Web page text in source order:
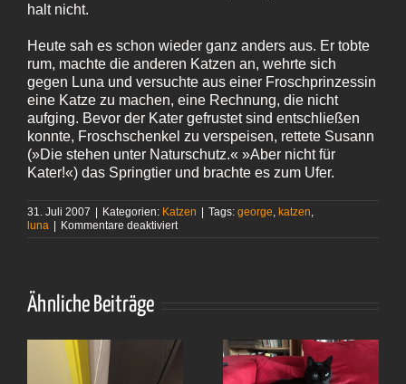
halt nicht.
Heute sah es schon wieder ganz anders aus. Er tobte
rum, machte die anderen Katzen an, wehrte sich
gegen Luna und versuchte aus einer Froschprinzessin
eine Katze zu machen, eine Rechnung, die nicht
aufging. Bevor der Kater gefrustet sind entschließen
konnte, Froschschenkel zu verspeisen, rettete Susann
(»Die stehen unter Naturschutz.« »Aber nicht für
Kater!«) das Springtier und brachte es zum Ufer.
31. Juli 2007 | Kategorien: Katzen | Tags: george katzen
luna | Kommentare deaktiviertfür
Ähnliche Beiträge